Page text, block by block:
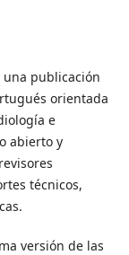
una publicación
orientada
e
abierto y
técnicos,
versión de las